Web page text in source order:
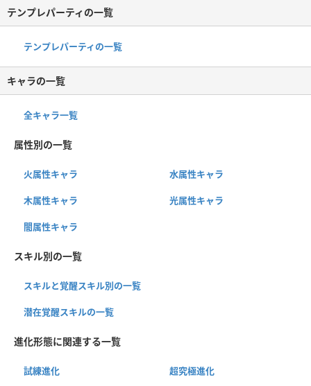
テンプレパーティの一覧
テンプレパーティの一覧
キャラの一覧
全キャラ一覧
属性別の一覧
火属性キャラ 水属性キャラ
木属性キャラ 光属性キャラ
闇属性キャラ
スキル別の一覧
スキルと覚醒スキル別の一覧
潜在覚醒スキルの一覧
進化形態に関連する一覧
試練進化 超究極進化